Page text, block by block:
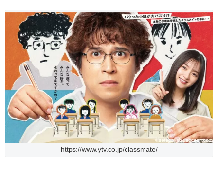
https://www.ytv.co.jp/classmate/